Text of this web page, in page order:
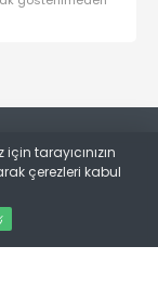
tarayıcınızın
çerezleri kabul